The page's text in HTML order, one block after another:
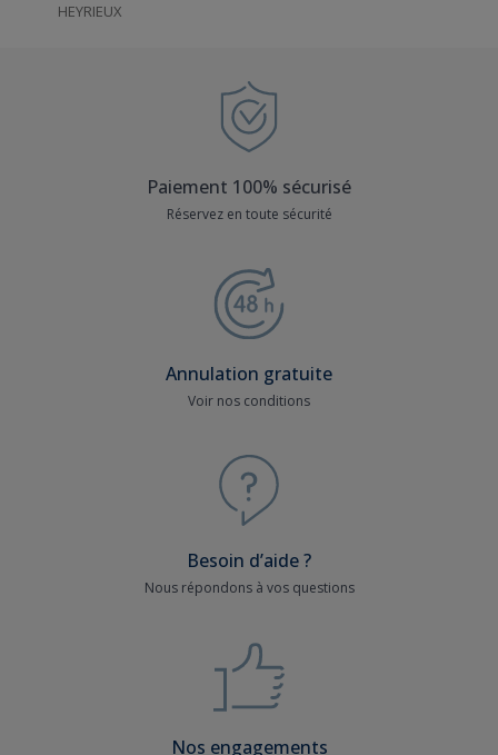
HEYRIEUX
Paiement 100% sécurisé
Réservez en toute sécurité
Annulation gratuite
Voir nos conditions
Besoin d’aide ?
Nous répondons à vos questions
Nos engagements